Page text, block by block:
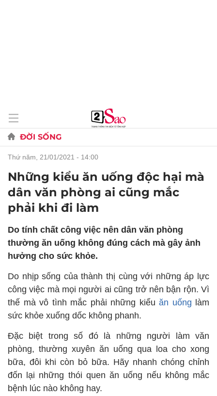
ĐỜI SỐNG
thứ năm, 21/01/2021 - 14:00
Những kiểu ăn uống độc hại mà
dân văn phòng ai cũng mắc
phải khi đi làm
Do tính chất công việc nên dân văn phòng
thường ăn uống không đúng cách mà gây ảnh
hưởng cho sức khỏe.
Do nhịp sống của thành thị cùng với những áp lực
công việc mà mọi người ai cũng trở nên bận rộn. Vì
thế mà vô tình mắc phải những kiểu ăn uống làm
sức khỏe xuống dốc không phanh.
Đặc biệt trong số đó là những người làm văn
phòng, thường xuyên ăn uống qua loa cho xong
bữa, đôi khi còn bỏ bữa. Hãy nhanh chóng chỉnh
đốn lại những thói quen ăn uống nếu không mắc
bệnh lúc nào không hay.